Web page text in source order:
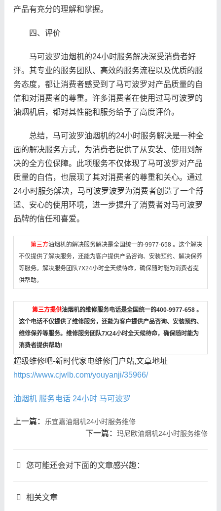
产品有充分的理解和掌握。
四、评价
马可波罗油烟机的24小时服务解决深受消费者好
评。其专业的服务团队、高效的服务流程以及优质的服
务态度，都让消费者感受到了马可波罗对产品质量的自
信和对消费者的尊重。许多消费者在使用过马可波罗的
油烟机后，都对其性能和服务给予了高度评价。
总结，马可波罗油烟机的24小时服务解决是一种全
面的解决服务方式，为消费者提供了从安装、使用到解
决的全方位保障。此项服务不仅体现了马可波罗对产品
质量的自信，也展现了其对消费者的尊重和关心。通过
24小时服务解决，马可波罗波罗为消费者创造了一个舒
适、安心的使用环境，进一步提升了消费者对马可波罗
品牌的信任和喜爱。
第三方油烟机的解决服务解决是全国统一的-9977-658 。这个解决
不仅提供了解决服务，还能为客户提供产品咨询、安装预约、解决保养
等服务。解决服务团队7X24小时全天候待命，确保随时能为消费者提
供帮助。
第三方提供油烟机的维修服务电话是全国统一的400-9977-658 。
这个电话不仅提供了维修服务，还能为客户提供产品咨询、安装预约、
维修保养等服务。维修服务团队7X24小时全天候待命，确保随时能为
消费者提供帮助!
超级维修吧-新时代家电维修门户站,文章地址
https://www.cjwlb.com/youyanji/35966/
油烟机 服务电话 24小时 马可波罗
上一篇： 乐宜嘉油烟机24小时服务维修
下一篇：玛尼欧油烟机24小时服务维修
您可能还会对下面的文章感兴趣：
相关文章